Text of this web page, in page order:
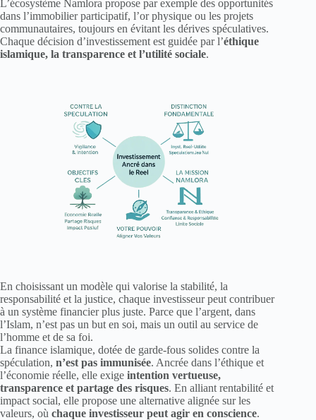
L’écosystème Namlora propose par exemple des opportunités
dans l’immobilier participatif, l’or physique ou les projets
communautaires, toujours en évitant les dérives spéculatives.
Chaque décision d’investissement est guidée par l’éthique
islamique, la transparence et l’utilité sociale.
En choisissant un modèle qui valorise la stabilité, la
responsabilité et la justice, chaque investisseur peut contribuer
à un système financier plus juste. Parce que l’argent, dans
l’Islam, n’est pas un but en soi, mais un outil au service de
l’homme et de sa foi.
La finance islamique, dotée de garde-fous solides contre la
spéculation, n’est pas immunisée. Ancrée dans l’éthique et
l’économie réelle, elle exige intention vertueuse,
transparence et partage des risques. En alliant rentabilité et
impact social, elle propose une alternative alignée sur les
valeurs, où chaque investisseur peut agir en conscience.